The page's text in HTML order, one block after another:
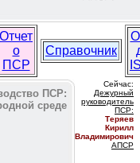
Отчет
о
ПСР
Справочник
ПСР:
среде
Сейчас:
Дежурный
руководитель
ПСР:
Теряев
Кирилл
Владимирович
АПСР